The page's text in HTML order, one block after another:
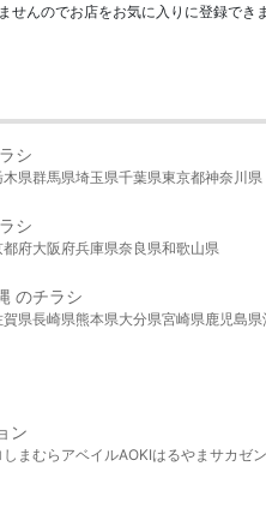
んのでお店をお気に入りに登録できま
シ
木県群馬県埼玉県千葉県東京都神奈川県
シ
都府大阪府兵庫県奈良県和歌山県
のチラシ
賀県長崎県熊本県大分県宮崎県鹿児島県
ン
しまむら アベイルAOKIはるやま サカゼン